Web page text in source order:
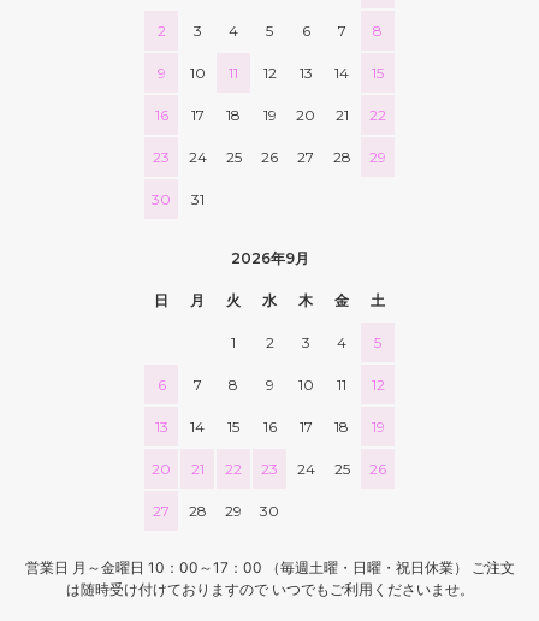
2 3 4 5 6 7 8
9 10 11 12 13 14 15
16 17 18 19 20 21 22
23 24 25 26 27 28 29
30 31
2026年9月
日 月 火 水 木 金 土
1 2 3 4 5
6 7 8 9 10 11 12
13 14 15 16 17 18 19
20 21 22 23 24 25 26
27 28 29 30
営業日 月～金曜日 10：00～17：00 （毎週土曜・日曜・祝日休業） ご注文
は随時受け付けておりますので いつでもご利用くださいませ。